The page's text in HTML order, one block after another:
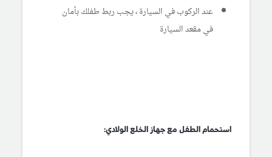
عند الركوب في السيارة ، يجب ربط طفلك بأمان
في مقعد السيارة
استحمام الطفل مع جهاز الخلع الولادي: